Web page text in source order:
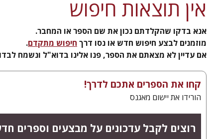
אין תוצאות חיפוש
אנא בדקו שהקלדתם נכון את שם הספר או המחבר.
מוזמנים לבצע חיפוש חדש או נסו דרך חיפוש מתקדם.
אם עדיין לא מצאתם את הספר, פנו אלינו בדוא"ל ונשמח
קחו את הספרים אתכם לדרך!
הורידו את יישום מאגנס
רוצים לקבל עדכונים על מבצעים וספרים